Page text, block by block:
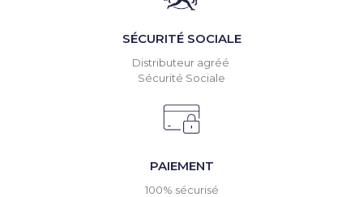
SÉCURITÉ SOCIALE
Distributeur agréé
Sécurité Sociale
PAIEMENT
100% sécurisé